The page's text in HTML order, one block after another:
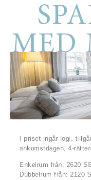
MED
I priset ingår logi,
ankomstdagen, 4-
Enkelrum från: 2620
Dubbelrum från: 2120